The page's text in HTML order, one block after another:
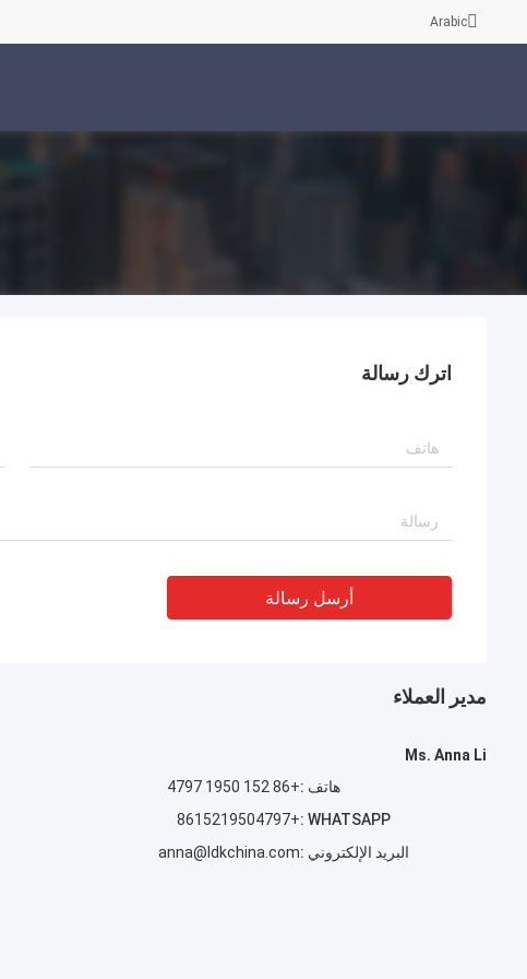
Arabic
اترك رسالة
أرسل رسالة
مدير العملاء
Ms. Anna Li
هاتف :+86 152 1950 4797
WHATSAPP :
+8615219504797
البريد الإلكتروني :anna@ldkchina.com